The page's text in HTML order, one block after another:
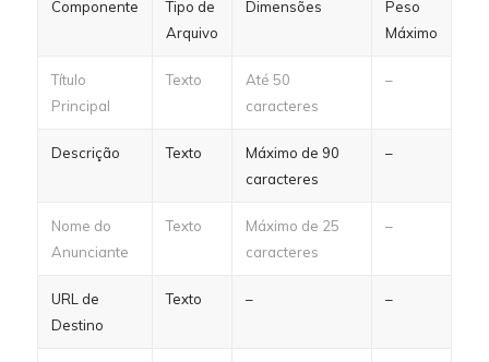
Componente
Tipo de
Arquivo
Dimensões
Peso
Máximo
Título
Principal
Texto
Até 50
caracteres
–
Descrição Texto
Máximo de 90
caracteres
–
Nome do
Anunciante
Texto
Máximo de 25
caracteres
–
URL de
Destino
Texto – –